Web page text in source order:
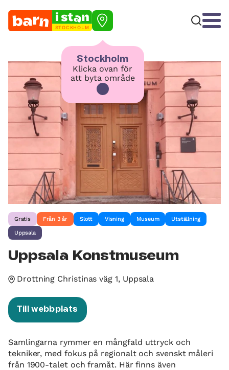
STOCKHOLM
Stockholm
Klicka ovan för
att byta område
Gratis Från 3 år Slott Visning Museum Utställning
Uppsala
Uppsala Konstmuseum
Drottning Christinas väg 1, Uppsala
Till webbplats
Samlingarna rymmer en mångfald uttryck och
tekniker, med fokus på regionalt och svenskt måleri
från 1900-talet och framåt. Här finns även